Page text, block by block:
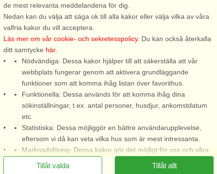
6 personer, 105 m²
Välkommen till detta högt
belägna hus med fantastisk
utsikt över Vierydsviken. Njut
tillsammans med familj och
vänner på den stora altanen i
solnedgången eller ta
morgonkaffet på innergården
på läsidan. ...
från 15.206 SEK
de mest relevanta meddelandena för dig.
Nedan kan du välja att säga ok till alla kakor eller välja vilka av våra
valfria kakor du vill acceptera.
Läs mer om vår cookie- och sekretesspolicy. Du kan också återkalla
ditt samtycke här.
Nödvändiga: Dessa kakor hjälper till att säkerställa att vår
webbplats fungerar genom att aktivera grundläggande
funktioner som att komma ihåg listan över favorithus.
Funktionella: Dessa används för att komma ihåg dina
sökinställningar, t.ex. antal personer, husdjur, ankomstdatum
etc.
Statistiska: Dessa möjliggör en bättre användarupplevelse,
eftersom vi då kan veta vilka hus som är mest intressanta.
Marknadsföring: Dessa kakor gör det möjligt för oss och våra
partners att leverera det mest relevanta innehållet till dig.
Tillåt allt
Tillåt valda